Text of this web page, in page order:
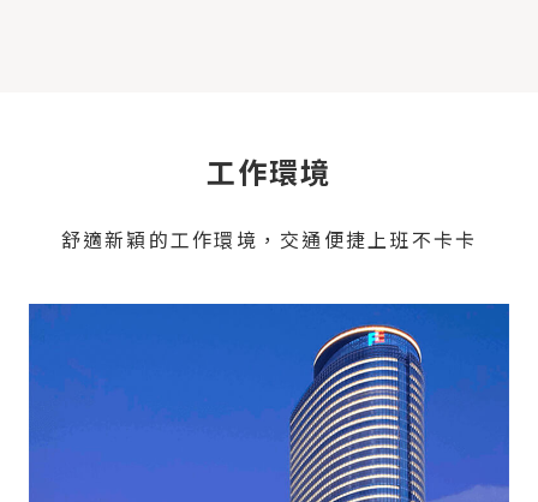
工作環境
舒適新穎的工作環境，交通便捷上班不卡卡